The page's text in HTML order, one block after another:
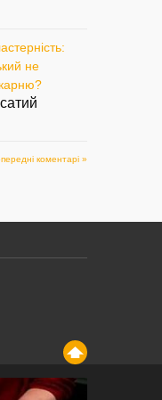
не
коментарі »